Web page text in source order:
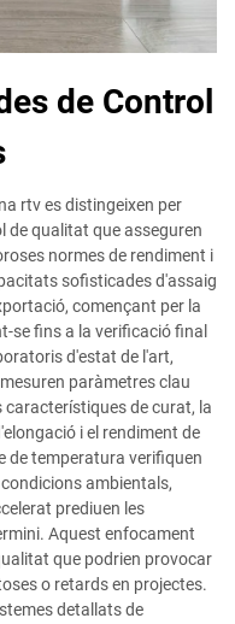
de Control
rtv es distingeixen per
de qualitat que asseguren
normes de rendiment i
sofisticades d'assaig
començant per la
se fins a la verificació final
d'estat de l'art,
paràmetres clau
de curat, la
i el rendiment de
de temperatura verifiquen
ambientals,
prediuen les
Aquest enfocament
que podrien provocar
o retards en projectes.
detallats de